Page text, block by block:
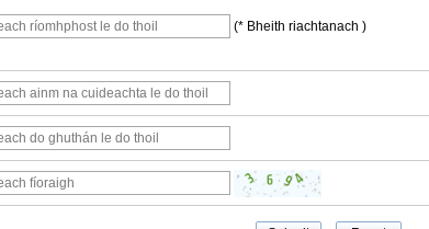
(* Bheith riachtanach )